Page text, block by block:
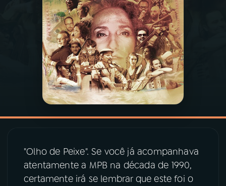
PROGRAMAS
PODCASTS
VIDEOCASTS
ÚLTIMAS
ACOMPANHE A RÁDIO MEC
"Olho de Peixe". Se você já acompanhava
atentamente a MPB na década de 1990,
certamente irá se lembrar que este foi o